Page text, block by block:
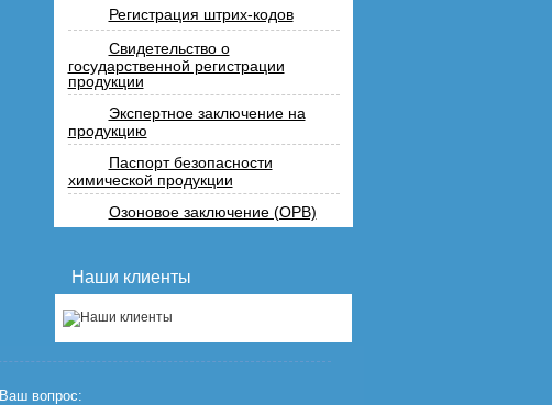
Регистрация штрих-кодов
Свидетельство о
государственной регистрации
продукции
Экспертное заключение на
продукцию
Паспорт безопасности
химической продукции
Озоновое заключение (ОРВ)
Наши клиенты
Ваш вопрос: